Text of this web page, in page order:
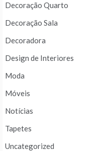
Decoração Quarto
Decoração Sala
Decoradora
Design de Interiores
Moda
Móveis
Notícias
Tapetes
Uncategorized